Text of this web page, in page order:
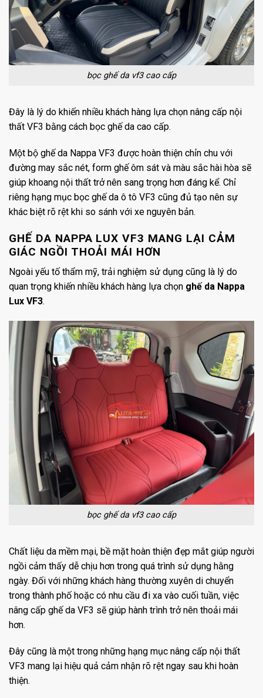
bọc ghế da vf3 cao cấp
Đây là lý do khiến nhiều khách hàng lựa chọn nâng cấp nội
thất VF3 bằng cách bọc ghế da cao cấp.
Một bộ ghế da Nappa VF3 được hoàn thiện chỉn chu với
đường may sắc nét, form ghế ôm sát và màu sắc hài hòa sẽ
giúp khoang nội thất trở nên sang trọng hơn đáng kể. Chỉ
riêng hạng mục bọc ghế da ô tô VF3 cũng đủ tạo nên sự
khác biệt rõ rệt khi so sánh với xe nguyên bản.
GHẾ DA NAPPA LUX VF3 MANG LẠI CẢM
GIÁC NGỒI THOẢI MÁI HƠN
Ngoài yếu tố thẩm mỹ, trải nghiệm sử dụng cũng là lý do
quan trọng khiến nhiều khách hàng lựa chọn ghế da Nappa
Lux VF3.
bọc ghế da vf3 cao cấp
Chất liệu da mềm mại, bề mặt hoàn thiện đẹp mắt giúp người
ngồi cảm thấy dễ chịu hơn trong quá trình sử dụng hằng
ngày. Đối với những khách hàng thường xuyên di chuyển
trong thành phố hoặc có nhu cầu đi xa vào cuối tuần, việc
nâng cấp ghế da VF3 sẽ giúp hành trình trở nên thoải mái
hơn.
Đây cũng là một trong những hạng mục nâng cấp nội thất
VF3 mang lại hiệu quả cảm nhận rõ rệt ngay sau khi hoàn
thiện.